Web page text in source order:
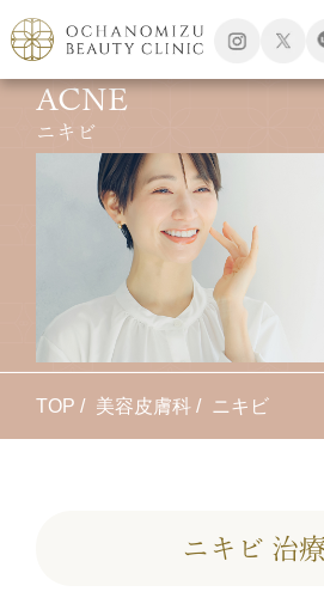
ACNE
ニキビ
TOP 美容皮膚科 ニキビ
ニキビ 治